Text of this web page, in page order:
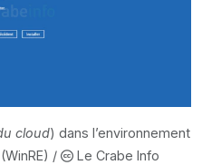
cloud) dans l’environnement
/
Le Crabe Info